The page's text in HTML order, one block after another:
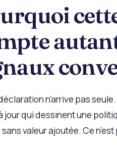
n’arrive pas
jour qui dessinent une
valeur ajoutée. Ce